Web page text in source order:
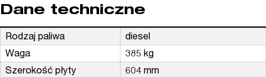
Dane techniczne
Rodzaj paliwa
diesel
Waga
385 kg
Szerokość płyty
604 mm